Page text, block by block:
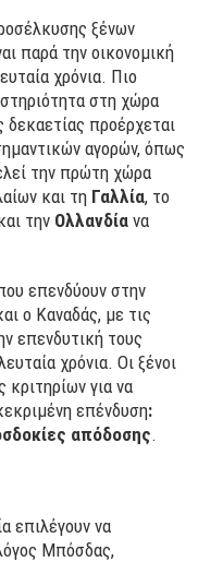
ξένων
παρά την οικονομική
χρόνια. Πιο
στη χώρα
δεκαετίας προέρχεται
αγορών, όπως
την πρώτη χώρα
και τη Γαλλία, το
την Ολλανδία να
επενδύουν στην
ο Καναδάς, με τις
επενδυτική τους
χρόνια. Οι ξένοι
κριτηρίων για να
επένδυση:
απόδοσης.
επιλέγουν να
Μπόσδας,